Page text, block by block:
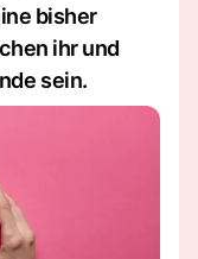
bisher
ihr und
sein.